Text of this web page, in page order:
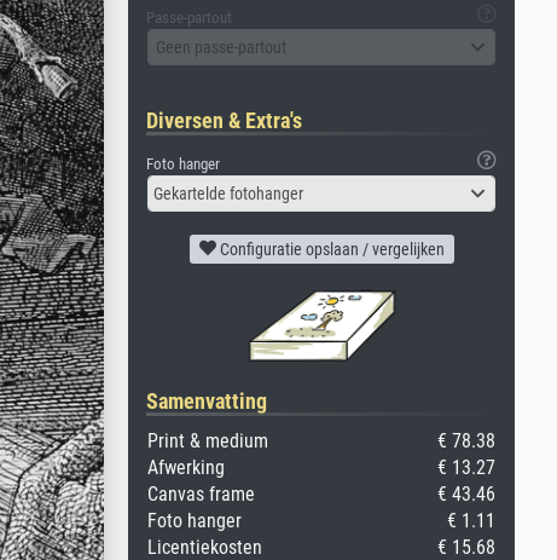
Passe-partout
Geen passe-partout
Diversen & Extra's
Foto hanger
Gekartelde fotohanger
Configuratie opslaan / vergelijken
Samenvatting
Print & medium
€ 78.38
Afwerking
€ 13.27
Canvas frame
€ 43.46
Foto hanger
€ 1.11
Licentiekosten
€ 15.68